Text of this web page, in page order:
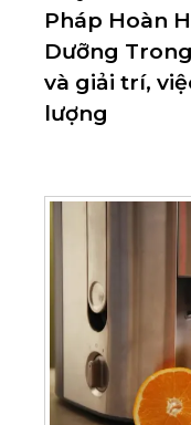
Pháp Hoàn
Dưỡng
và giải trí,
lượng